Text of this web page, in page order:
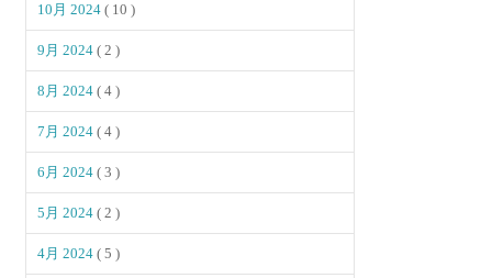
10月 2024( 10 )
9月 2024( 2 )
8月 2024( 4 )
7月 2024( 4 )
6月 2024( 3 )
5月 2024( 2 )
4月 2024( 5 )